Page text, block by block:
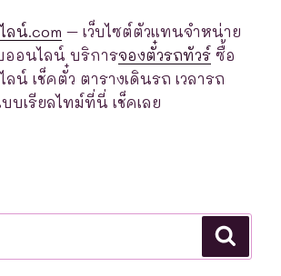
ลน์.com – เว็บไซต์ตัวแทนจำหน่าย
ออนไลน์ บริการจองตั๋วรถทัวร์ ซื้อ
น์ เช็คตั๋ว ตารางเดินรถ เวลารถ
บเรียลไทม์ที่นี่ เช็คเลย